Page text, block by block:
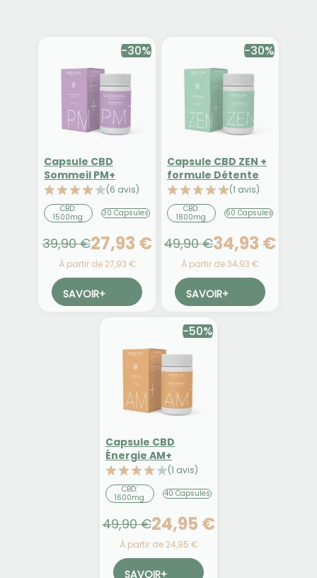
-30%
Capsule CBD
Sommeil PM+
(6 avis)
CBD:
1500mg
30 Capsules
39,90 €27,93 €
À partir de 27,93 €
SAVOIR+
-30%
Capsule CBD ZEN +
formule Détente
(1 avis)
CBD:
1800mg
60 Capsules
49,90 €34,93 €
À partir de 34,93 €
SAVOIR+
-50%
Capsule CBD
Énergie AM+
(1 avis)
CBD:
1600mg
40 Capsules
49,90 €24,95 €
À partir de 24,95 €
SAVOIR+